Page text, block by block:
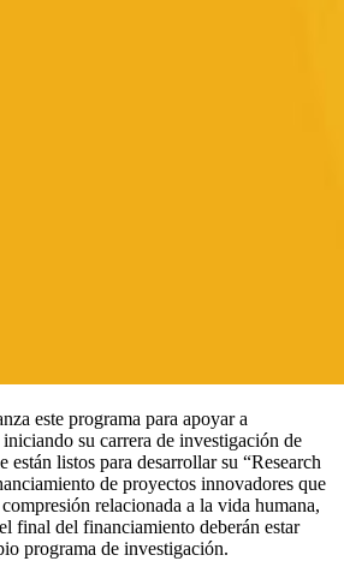
este programa para apoyar a
su carrera de investigación de
listos para desarrollar su “Research
de proyectos innovadores que
relacionada a la vida humana,
final del financiamiento deberán estar
programa de investigación.